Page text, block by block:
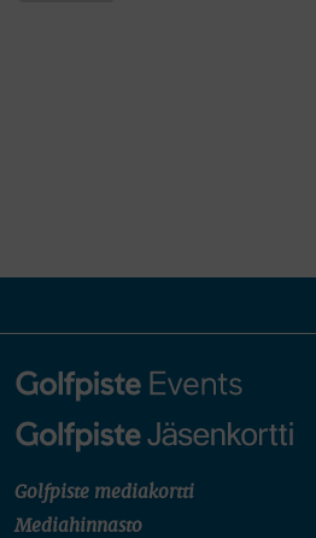
Golfpiste mediakortti
Mediahinnasto